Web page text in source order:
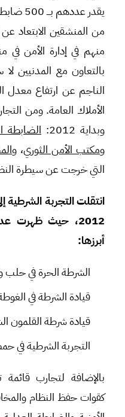
يقدر
من المنشقين الابتعاد
منهم في إدارة الأمن
بالتعاون مع المدنيين
الناجم عن ارتفاع معدل
وبداية 2012:
الضابطة
ومكتب الأمن الثوري، و
التي خرجت عن سيطرة
انتقلت التجربة
2012، حيث ظهرت
أبرزها:
الشرطة الحرة في حلب
قيادة الشرطة في
قيادة شرطة القلمون
التجربة الشرطية في
بالإضافة لتجارب
كقوات حفظ النظام